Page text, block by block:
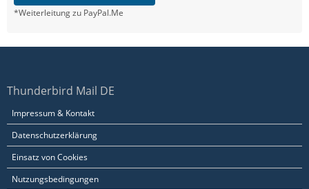
*Weiterleitung zu PayPal.Me
Thunderbird Mail DE
Impressum & Kontakt
Datenschutzerklärung
Einsatz von Cookies
Nutzungsbedingungen